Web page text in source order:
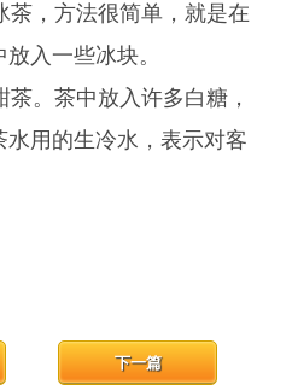
，方法很简单，就是在
入一些冰块。
。茶中放入许多白糖，
水用的生冷水，表示对客
下一篇